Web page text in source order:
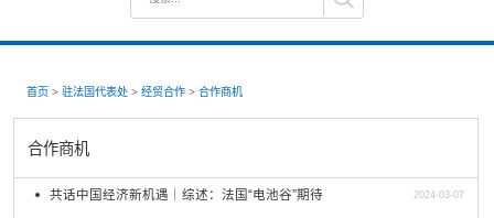
首页 > 驻法国代表处 > 经贸合作 > 合作商机
合作商机
共话中国经济新机遇｜综述：法国“电池谷”期待 2024-03-07